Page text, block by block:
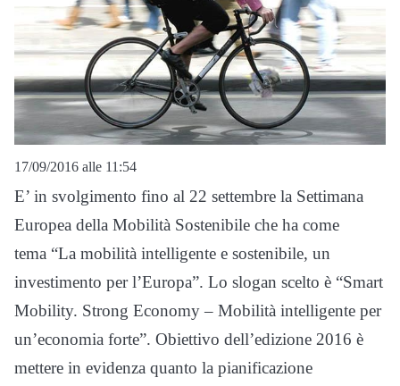
17/09/2016 alle 11:54
E’ in svolgimento fino al 22 settembre la Settimana
Europea della Mobilità Sostenibile che ha come
tema “La mobilità intelligente e sostenibile, un
investimento per l’Europa”. Lo slogan scelto è “Smart
Mobility. Strong Economy – Mobilità intelligente per
un’economia forte”. Obiettivo dell’edizione 2016 è
mettere in evidenza quanto la pianificazione